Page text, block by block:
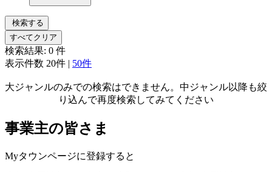
検索する
すべてクリア
検索結果: 0 件
表示件数 20件 | 50件
大ジャンルのみでの検索はできません。中ジャンル以降も絞
り込んで再度検索してみてください
事業主の皆さま
Myタウンページに登録すると